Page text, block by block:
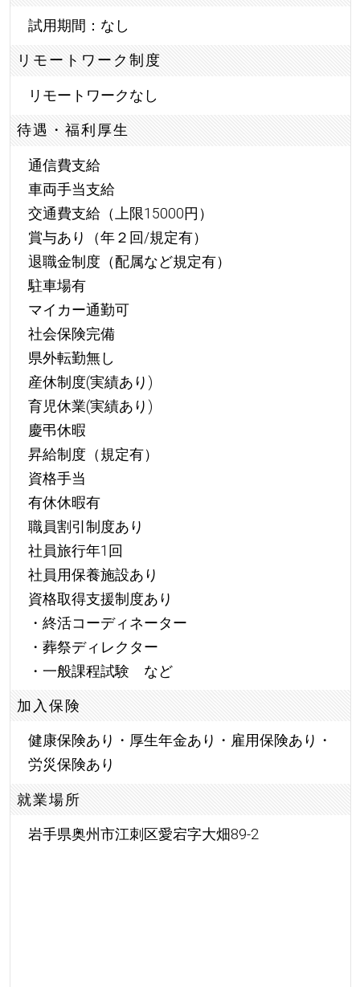
試用期間：なし
リモートワーク制度
リモートワークなし
待遇・福利厚生
通信費支給
車両手当支給
交通費支給（上限15000円）
賞与あり（年２回/規定有）
退職金制度（配属など規定有）
駐車場有
マイカー通勤可
社会保険完備
県外転勤無し
産休制度(実績あり)
育児休業(実績あり)
慶弔休暇
昇給制度（規定有）
資格手当
有休休暇有
職員割引制度あり
社員旅行年1回
社員用保養施設あり
資格取得支援制度あり
・終活コーディネーター
・葬祭ディレクター
・一般課程試験 など
加入保険
健康保険あり・厚生年金あり・雇用保険あり・
労災保険あり
就業場所
岩手県奥州市江刺区愛宕字大畑89-2